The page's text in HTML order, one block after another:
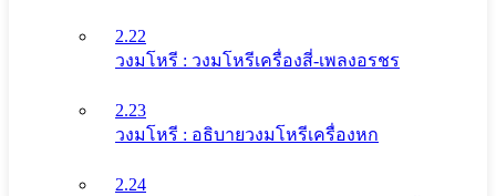
2.22
วงมโหรี : วงมโหรีเครื่องสี่-เพลงอรชร
2.23
วงมโหรี : อธิบายวงมโหรีเครื่องหก
2.24